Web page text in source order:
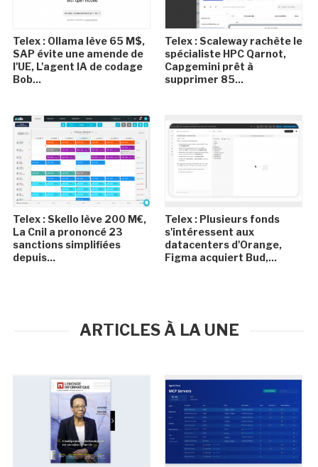
Telex : Ollama lève 65 M$,
SAP évite une amende de
l'UE, L'agent IA de codage
Bob...
Telex : Scaleway rachète le
spécialiste HPC Qarnot,
Capgemini prêt à
supprimer 85...
Telex : Skello lève 200 M€,
La Cnil a prononcé 23
sanctions simplifiées
depuis...
Telex : Plusieurs fonds
s'intéressent aux
datacenters d'Orange,
Figma acquiert Bud,...
ARTICLES À LA UNE